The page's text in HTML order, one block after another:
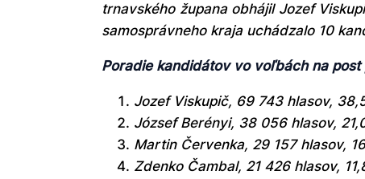
trnavského župana obhájil Jozef
samosprávneho kraja uchádzalo 10
Poradie kandidátov vo voľbách na post
Jozef Viskupič, 69 743 hlasov,
József Berényi, 38 056 hlasov,
Martin Červenka, 29 157 hlasov,
Zdenko Čambal, 21 426 hlasov,